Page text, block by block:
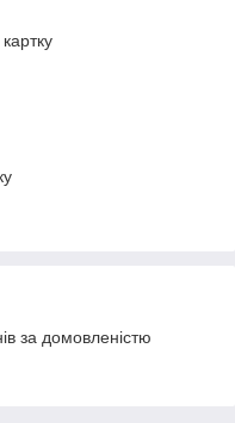
за домовленістю